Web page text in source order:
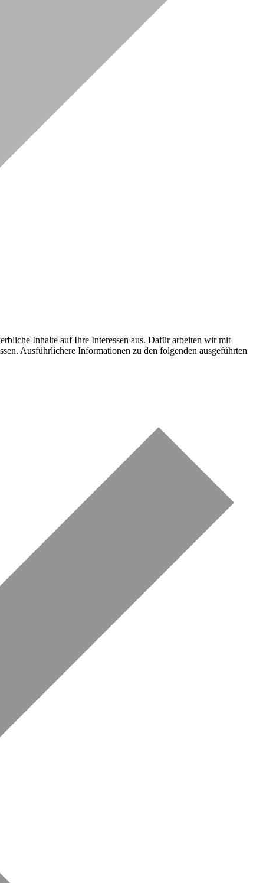
Inhalte auf Ihre Interessen aus. Dafür arbeiten wir mit
Ausführlichere Informationen zu den folgenden ausgeführten